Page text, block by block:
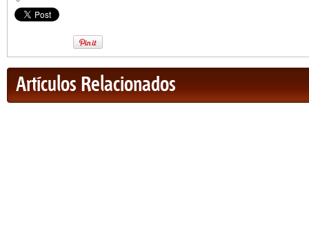
Artículos Relacionados